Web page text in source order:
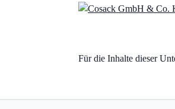
Für die Inhalte dieser